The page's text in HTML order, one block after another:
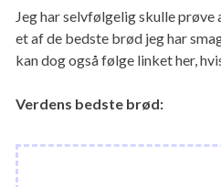
Jeg har selvfølgelig skulle
et af de bedste brød jeg har
kan dog også følge linket her,
Verdens bedste brød: